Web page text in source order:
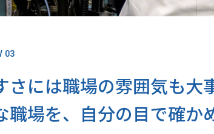
03
さには職場の雰囲気も大
職場を、自分の目で確か